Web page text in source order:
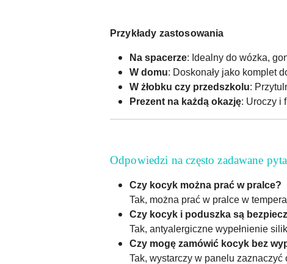
Przykłady zastosowania
Na spacerze: Idealny do wózka,
W domu: Doskonały jako komplet
W żłobku czy przedszkolu:
Prezent na każdą okazję: Uroczy i
Odpowiedzi na często zadawane
Czy kocyk można prać w pralce?
Tak, można prać w pralce w
Czy kocyk i poduszka są
Tak, antyalergiczne wypełnienie
Czy mogę zamówić kocyk bez
Tak, wystarczy w panelu